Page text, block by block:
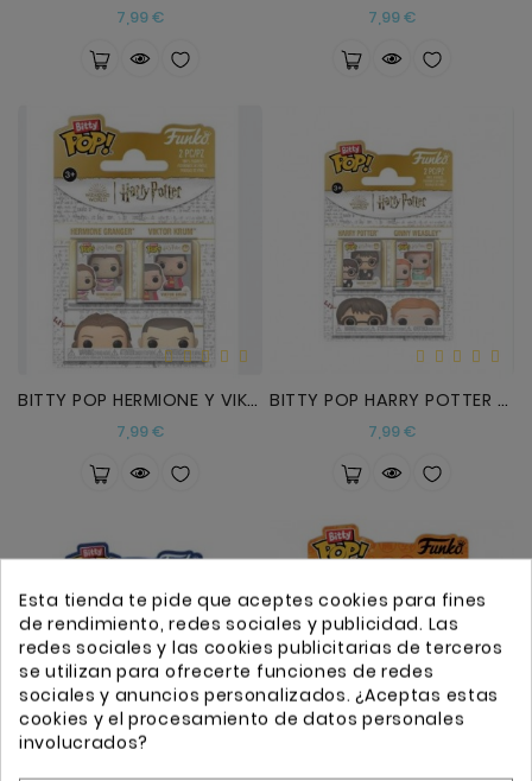
7,99 €Precio 7,99 €Precio
BITTY POP HERMIONE Y VIKTOR KRUM
7,99 €Precio
BITTY POP HARRY POTTER Y GINNI
7,99 €Precio
Esta tienda te pide que aceptes cookies para fines
de rendimiento, redes sociales y publicidad. Las
redes sociales y las cookies publicitarias de terceros
se utilizan para ofrecerte funciones de redes
sociales y anuncios personalizados. ¿Aceptas estas
cookies y el procesamiento de datos personales
involucrados?